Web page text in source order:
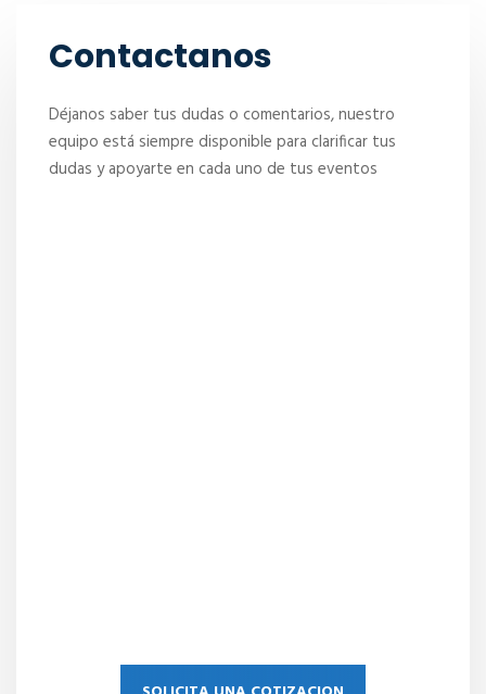
Contactanos
Déjanos saber tus dudas o comentarios, nuestro
equipo está siempre disponible para clarificar tus
dudas y apoyarte en cada uno de tus eventos